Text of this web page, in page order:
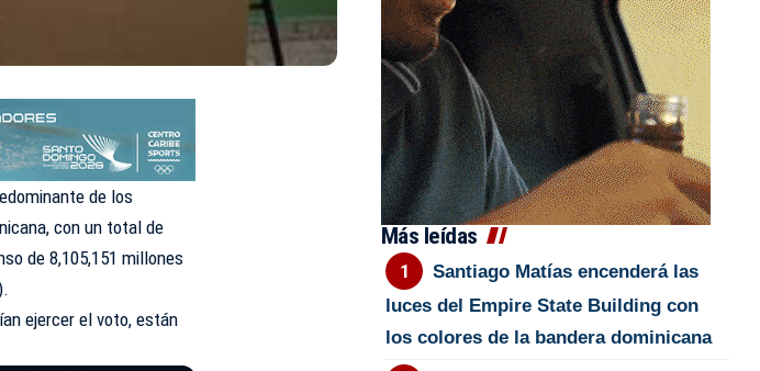
de los
con un total de
de 8,105,151 millones
ejercer el voto, están
Más leídas
Santiago Matías encenderá las
luces del Empire State Building con
los colores de la bandera dominicana